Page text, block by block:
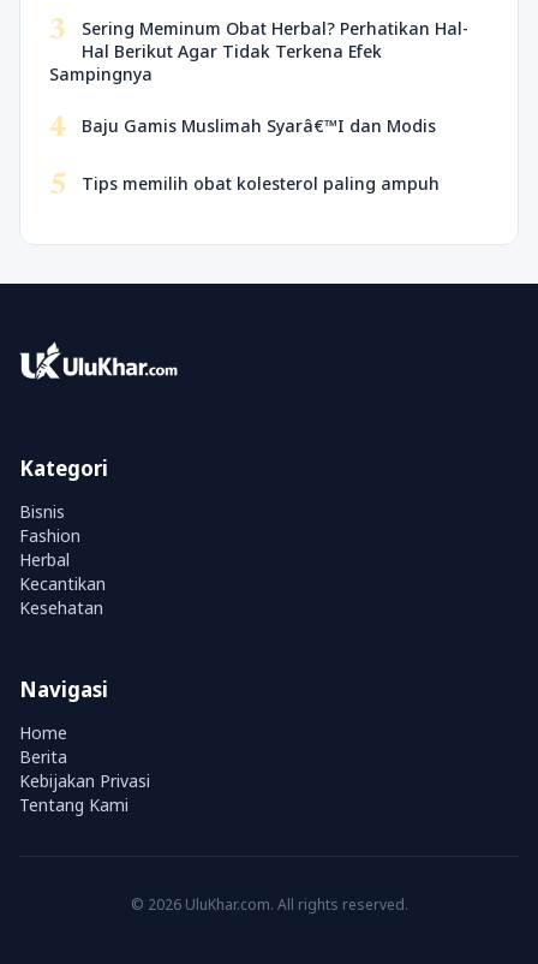
3
Sering Meminum Obat Herbal? Perhatikan Hal-
Hal Berikut Agar Tidak Terkena Efek
Sampingnya
4 Baju Gamis Muslimah Syarâ€™I dan Modis
5 Tips memilih obat kolesterol paling ampuh
Kategori
Bisnis
Fashion
Herbal
Kecantikan
Kesehatan
Navigasi
Home
Berita
Kebijakan Privasi
Tentang Kami
© 2026 UluKhar.com. All rights reserved.